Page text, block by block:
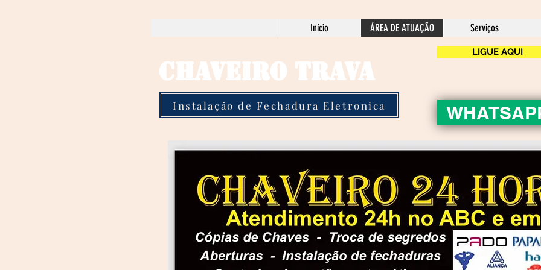
Início ÁREA DE ATUAÇÃO Serviços
CHAVEIRO TRAVA
Instalação de Fechadura Eletronica
LIGUE AQUI